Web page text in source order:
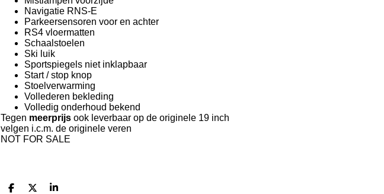
Navigatie RNS-E
Parkeersensoren voor en achter
RS4 vloermatten
Schaalstoelen
Ski luik
Sportspiegels niet inklapbaar
Start / stop knop
Stoelverwarming
Vollederen bekleding
Volledig onderhoud bekend
Tegen meerprijs ook leverbaar op de originele 19 inch
velgen i.c.m. de originele veren
NOT FOR SALE
D D S